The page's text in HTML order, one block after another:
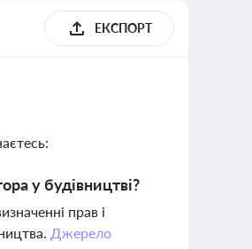
ЕКСПОРТ
у будівництві?
прав і
Джерело